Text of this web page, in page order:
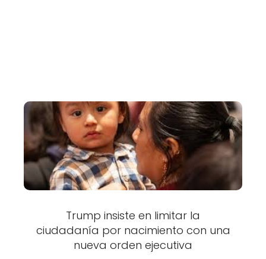
Trump insiste en limitar la
ciudadanía por nacimiento con una
nueva orden ejecutiva